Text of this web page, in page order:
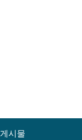
게시물